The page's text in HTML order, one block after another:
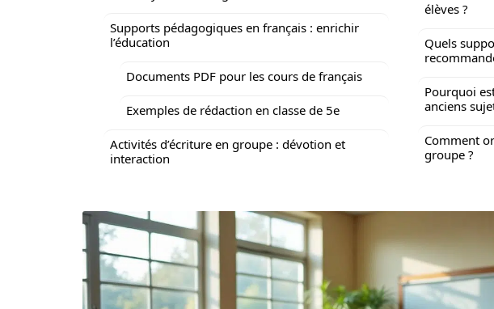
Supports pédagogiques en français : enrichir
l’éducation
Documents PDF pour les cours de français
Exemples de rédaction en classe de 5e
Activités d’écriture en groupe : dévotion et
interaction
élèves ?
Quels
Pourquoi
anciens
Comment
groupe ?